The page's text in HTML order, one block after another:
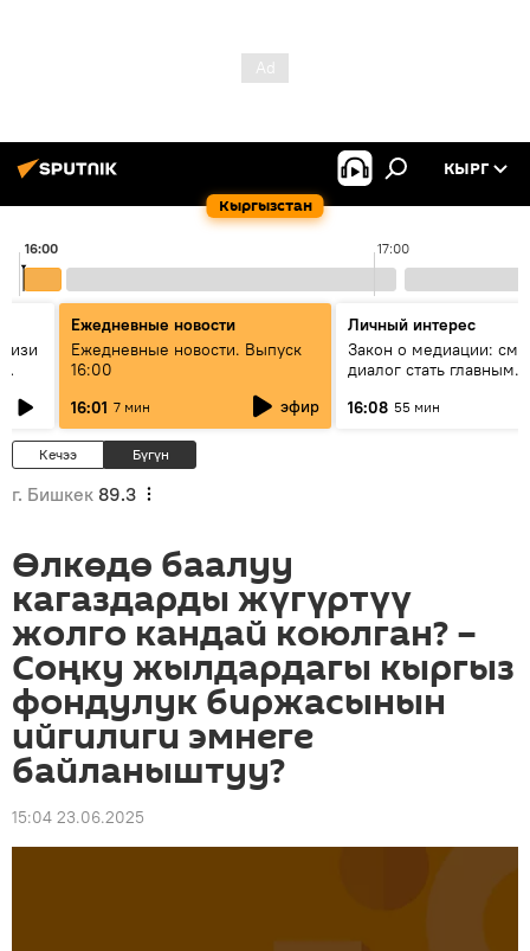
Кыргызстан
КЫРГ
17:00
16:00
изи
Ежедневные новости
Ежедневные новости. Выпуск
16:00
16:01 7 мин эфир
Личный интерес
Закон о медиации:
диалог стать главным
Кыргызстане?
16:08 55 мин
Кечээ Бүгүн
г. Бишкек 89.3
Өлкөдө баалуу
кагаздарды жүгүртүү
жолго кандай коюлган? –
Соңку жылдардагы кыргыз
фондулук биржасынын
ийгилиги эмнеге
байланыштуу?
15:04 23.06.2025